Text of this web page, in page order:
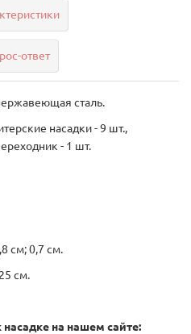
ответ
сталь.
насадки - 9 шт.,
- 1 шт.
см; 0,7 см.
см.
на нашем сайте: